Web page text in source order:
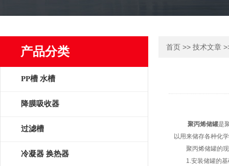
产品分类
PP槽 水槽
降膜吸收器
过滤槽
冷凝器 换热器
首页 >> 技术文章
聚丙烯储罐是
以用来储存各种化
聚丙烯储罐的现
1.安装储罐的基